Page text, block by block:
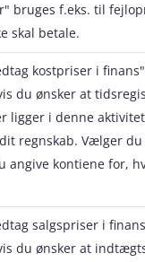
bruges f.eks. til
skal betale.
kostpriser i
du ønsker at
ligger i denne
regnskab. Vælger
angive kontiene for,
salgspriser i
du ønsker at